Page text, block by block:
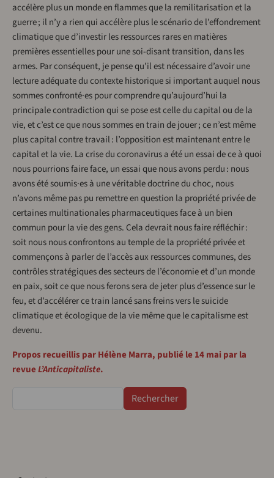
accélère plus un monde en flammes que la remilitarisation et la
guerre ; il n’y a rien qui accélère plus le scénario de l’effondrement
climatique que d’investir les ressources rares en matières
premières essentielles pour une soi-disant transition, dans les
armes. Par conséquent, je pense qu’il est nécessaire d’avoir une
lecture adéquate du contexte historique si important auquel nous
sommes confronté·es pour comprendre qu’aujourd’hui la
principale contradiction qui se pose est celle du capital ou de la
vie, et c’est ce que nous sommes en train de jouer ; ce n’est même
plus capital contre travail : l’opposition est maintenant entre le
capital et la vie. La crise du coronavirus a été un essai de ce à quoi
nous pourrions faire face, un essai que nous avons perdu : nous
avons été soumis·es à une véritable doctrine du choc, nous
n’avons même pas pu remettre en question la propriété privée de
certaines multinationales pharmaceutiques face à un bien
commun pour la vie des gens. Cela devrait nous faire réfléchir :
soit nous nous confrontons au temple de la propriété privée et
commençons à parler de l’accès aux ressources communes, des
contrôles stratégiques des secteurs de l’économie et d’un monde
en paix, soit ce que nous ferons sera de jeter plus d’essence sur le
feu, et d’accélérer ce train lancé sans freins vers le suicide
climatique et écologique de la vie même que le capitalisme est
devenu.
Propos recueillis par Hélène Marra, publié le 14 mai par la
revueL’Anticapitaliste.